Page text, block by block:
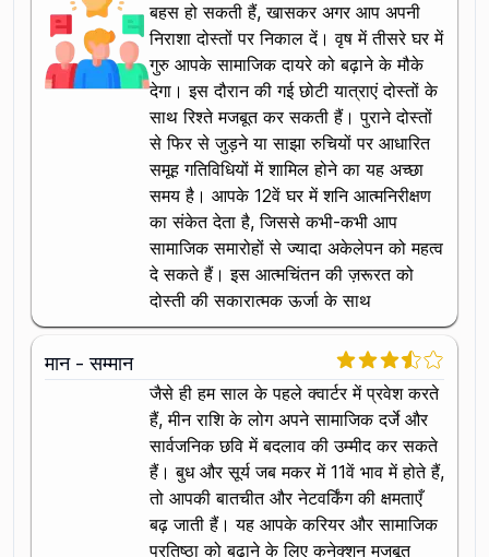
बहस हो सकती हैं, खासकर अगर आप अपनी
निराशा दोस्तों पर निकाल दें। वृष में तीसरे घर में
गुरु आपके सामाजिक दायरे को बढ़ाने के मौके
देगा। इस दौरान की गई छोटी यात्राएं दोस्तों के
साथ रिश्ते मजबूत कर सकती हैं। पुराने दोस्तों
से फिर से जुड़ने या साझा रुचियों पर आधारित
समूह गतिविधियों में शामिल होने का यह अच्छा
समय है। आपके 12वें घर में शनि आत्मनिरीक्षण
का संकेत देता है, जिससे कभी-कभी आप
सामाजिक समारोहों से ज्यादा अकेलेपन को महत्व
दे सकते हैं। इस आत्मचिंतन की ज़रूरत को
दोस्ती की सकारात्मक ऊर्जा के साथ
मान - सम्मान
जैसे ही हम साल के पहले क्वार्टर में प्रवेश करते
हैं, मीन राशि के लोग अपने सामाजिक दर्जे और
सार्वजनिक छवि में बदलाव की उम्मीद कर सकते
हैं। बुध और सूर्य जब मकर में 11वें भाव में होते हैं,
तो आपकी बातचीत और नेटवर्किंग की क्षमताएँ
बढ़ जाती हैं। यह आपके करियर और सामाजिक
प्रतिष्ठा को बढ़ाने के लिए कनेक्शन मजबूत